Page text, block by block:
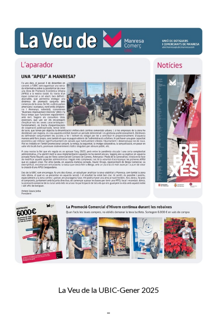
La Veu de la UBIC-Gener 2025
–